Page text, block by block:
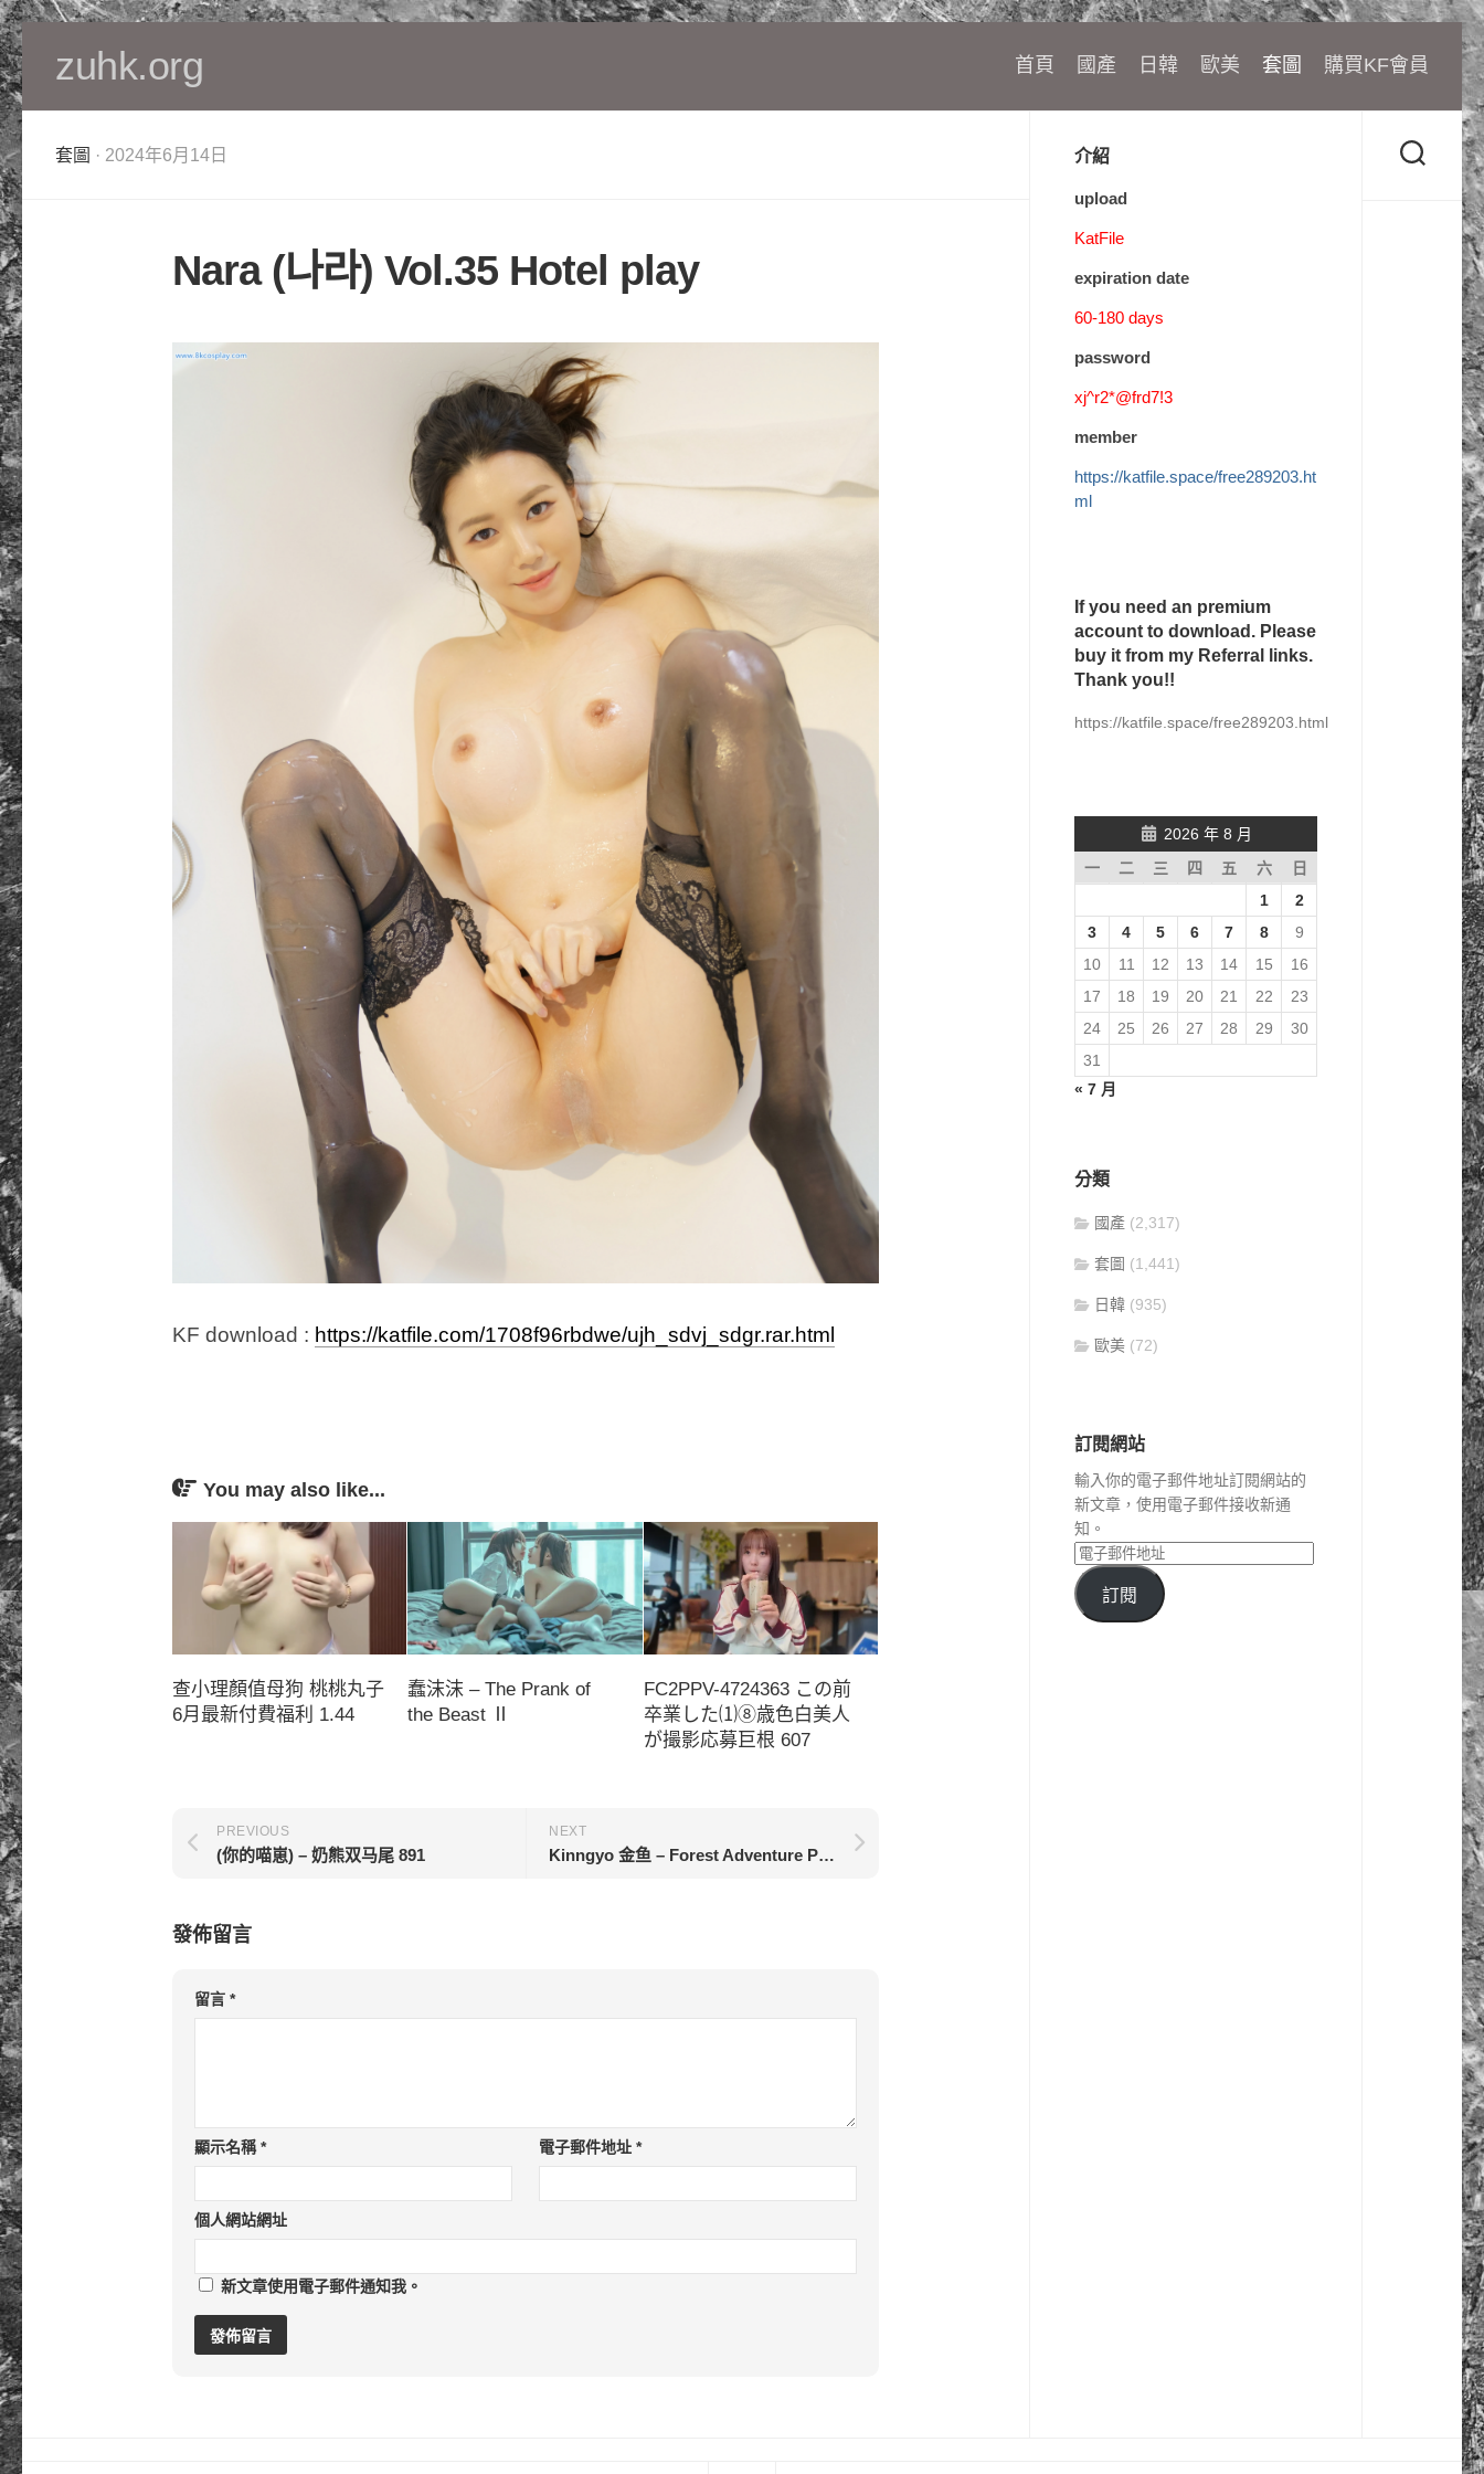
Skip
to
content
zuhk.org 首頁 國產 日韓 歐美 套圖 購買KF會員
套圖 · 2024年6月14日
Nara (나라) Vol.35 Hotel play
KF download : https://katfile.com/1708f96rbdwe/ujh_sdvj_sdgr.rar.html
You may also like...
查小理顏值母狗 桃桃丸子
6月最新付費福利 1.44
蠢沫沫 – The Prank of
the Beast Ⅱ
FC2PPV-4724363 この前
卒業した⑴⑧歳色白美人
が撮影応募巨根 607
NEXT
Kinngyo 金鱼 – Forest Adventure Plan 森林冒险计划
PREVIOUS
(你的喵崽) – 奶熊双马尾 891
發佈留言
留言 *
顯示名稱* 電子郵件地址 *
個人網站網址
新文章使用電子郵件通知我。
介紹
upload
KatFile
expiration date
60-180 days
password
xj^r2*@frd7!3
member
https://katfile.space/free289203.ht
ml
If you need an premium
account to download. Please
buy it from my Referral links.
Thank you!!
https://katfile.space/free289203.html
2026 年 8 月
一
二 三 四 五 六
日
1
2
3
4 5 6 7 8
9
10
11 12 13 14 15
16
17
18 19 20 21 22
23
24
25 26 27 28 29
30
31
« 7 月
分類
國產 (2,317)
套圖 (1,441)
日韓 (935)
歐美 (72)
訂閱網站
輸入你的電子郵件地址訂閱網站的
新文章，使用電子郵件接收新通
知。
訂閱